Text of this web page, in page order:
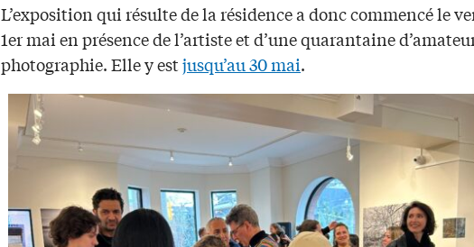
L’exposition qui résulte de la résidence a donc commencé le
1er mai en présence de l’artiste et d’une quarantaine
photographie. Elle y estjusqu’au 30 mai.